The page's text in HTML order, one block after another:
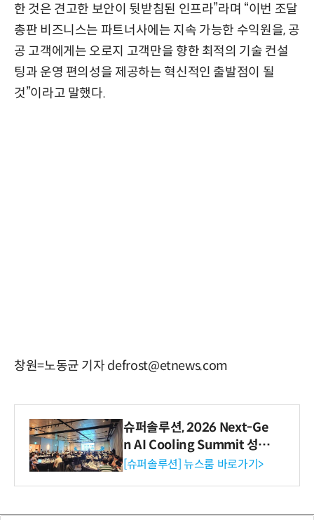
한 것은 견고한 보안이 뒷받침된 인프라”라며 “이번 조달
총판 비즈니스는 파트너사에는 지속 가능한 수익원을, 공
공 고객에게는 오로지 고객만을 향한 최적의 기술 컨설
팅과 운영 편의성을 제공하는 혁신적인 출발점이 될
것”이라고 말했다.
창원=노동균 기자 defrost@etnews.com
슈퍼솔루션, 2026 Next-Ge
n AI Cooling Summit 성황
리 성료
[슈퍼솔루션] 뉴스룸 바로가기>